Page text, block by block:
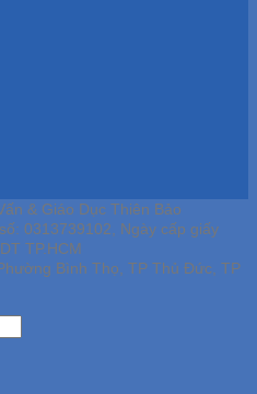
& Giáo Dục Thiên Bảo
0313739102, Ngày cấp giấy
TP.HCM
Bình Thọ, TP Thủ Đức, TP